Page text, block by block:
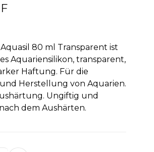
80 ml Transparent ist
Aquariensilikon, transparent,
Haftung. Für die
Herstellung von Aquarien.
Ungiftig und
dem Aushärten.